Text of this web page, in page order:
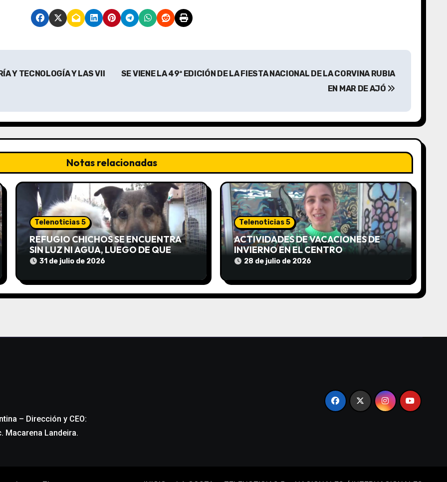
Y TECNOLOGÍA Y LAS VII
SE VIENE LA 49ª EDICIÓN DE LA FIESTA NACIONAL DE LA CORVINA RUBIA
EN MAR DE AJÓ
Notas relacionadas
Telenoticias 5
REFUGIO CHICHOS SE ENCUENTRA
SIN LUZ NI AGUA, LUEGO DE QUE
EDEA CORTARA EL SUMINISTRO SIN
31 de julio de 2026
Telenoticias 5
ACTIVIDADES DE VACACIONES DE
INVIERNO EN EL CENTRO
COMUNITARIO EL TALA
28 de julio de 2026
– Dirección y CEO:
Macarena Landeira.